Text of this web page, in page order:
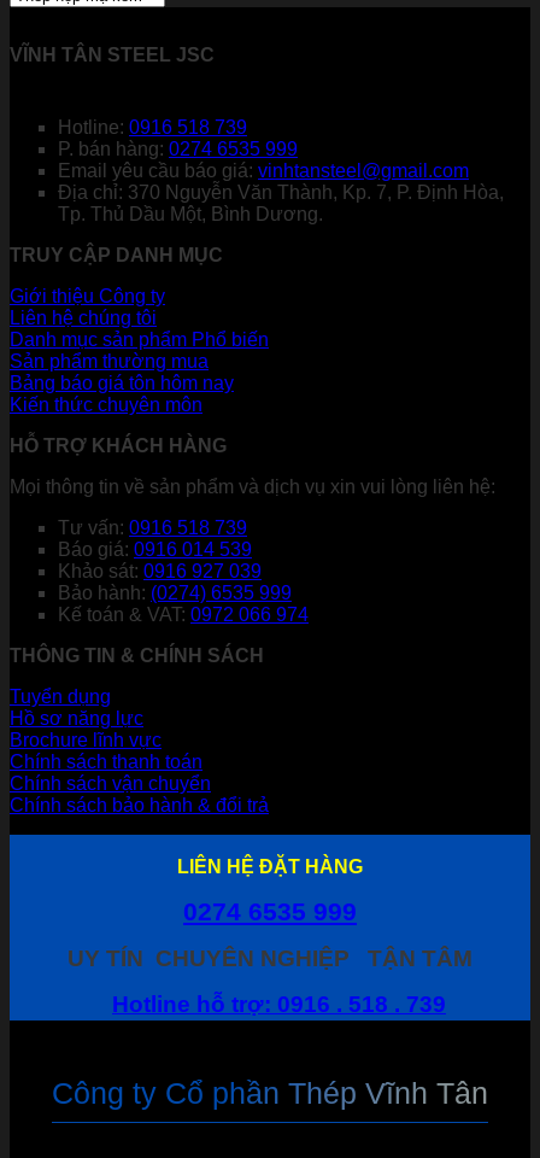
VĨNH TÂN STEEL JSC
Hotline: 0916 518 739
P. bán hàng: 0274 6535 999
Email yêu cầu báo giá: vinhtansteel@gmail.com
Địa chỉ: 370 Nguyễn Văn Thành, Kp. 7, P. Định Hòa,
Tp. Thủ Dầu Một, Bình Dương.
TRUY CẬP DANH MỤC
Giới thiệu Công ty
Liên hệ chúng tôi
Danh mục sản phẩm
Sản phẩm thường mua
Bảng báo giá tôn hôm nay
Kiến thức chuyên môn
HỖ TRỢ KHÁCH HÀNG
Mọi thông tin về sản phẩm và dịch vụ xin vui lòng liên hệ:
Tư vấn: 0916 518 739
Báo giá: 0916 014 539
Khảo sát: 0916 927 039
Bảo hành: (0274) 6535 999
Kế toán & VAT: 0972 066 974
THÔNG TIN & CHÍNH SÁCH
Tuyển dụng
Hồ sơ năng lực
Brochure lĩnh vực
Chính sách thanh toán
Chính sách vận chuyển
Chính sách bảo hành & đổi trả
LIÊN HỆ ĐẶT HÀNG
0274 6535 999
UY TÍN CHUYÊN NGHIỆP
TẬN TÂM
Hotline hỗ trợ: 0916 . 518 . 739
Công ty Cổ phần Thép Vĩnh Tân